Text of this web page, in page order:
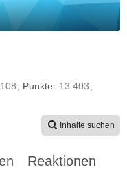
108 Punkte
13.403
Inhalte suchen
Reaktionen